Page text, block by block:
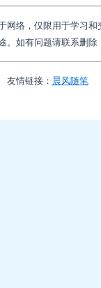
网络，仅限用于学习
。如有问题请联系删除
友情链接： 晨风随笔